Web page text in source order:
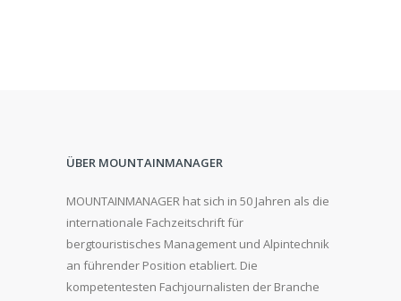
ÜBER MOUNTAINMANAGER
MOUNTAINMANAGER hat sich in 50 Jahren als die
internationale Fachzeitschrift für
bergtouristisches Management und Alpintechnik
an führender Position etabliert. Die
kompetentesten Fachjournalisten der Branche